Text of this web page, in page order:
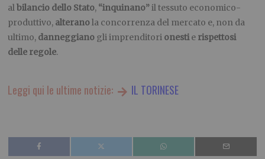
albilancio dello Stato, “inquinano”il tessuto economico-
produttivo, alteranola concorrenza del mercato e, non da
ultimo, danneggiano gli imprenditori onestie rispettosi
delle regole.
Leggi qui le ultime notizie: IL TORINESE